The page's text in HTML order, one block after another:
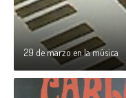
29 de marzo en la música